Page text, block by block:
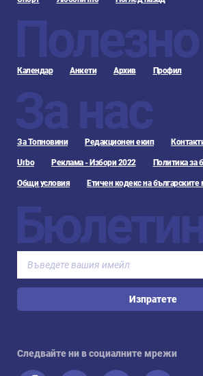
Полезно
Календар Анкети Архив Профил
За нас
За Топновини Редакционен екип
Urbo Реклама - Избори 2022 Политика за
Общи условия Етичен кодекс на
Изпратете
Следвайте ни в социалните мрежи